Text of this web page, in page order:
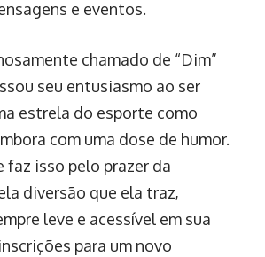
e eventos.
chamado de “Dim”
seu entusiasmo ao ser
estrela do esporte como
com uma dose de humor.
faz isso pelo prazer da
diversão que ela traz,
leve e acessível em sua
para um novo